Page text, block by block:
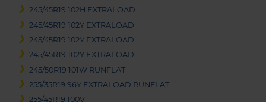
245/45R19 102H EXTRALOAD
245/45R19 102Y EXTRALOAD
245/45R19 102Y EXTRALOAD
245/45R19 102Y EXTRALOAD
245/50R19 101W RUNFLAT
255/35R19 96Y EXTRALOAD RUNFLAT
255/45R19 100V